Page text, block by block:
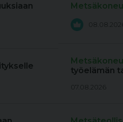
työelämän
07.08.2026